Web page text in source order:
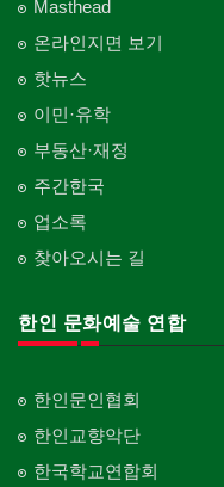
Masthead
온라인지면 보기
핫뉴스
이민·유학
부동산·재정
주간한국
업소록
찾아오시는 길
한인 문화예술 연합
한인문인협회
한인교향악단
한국학교연합회